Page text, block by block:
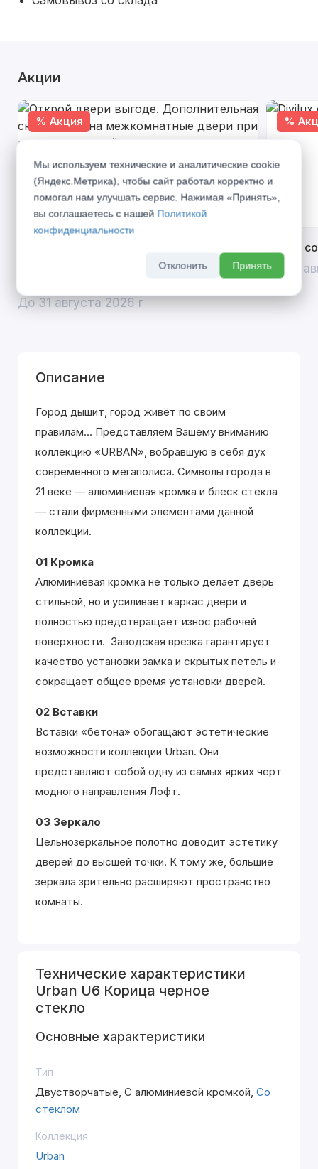
Акции
% Акция
скидка 10% на межкомнатные двери при
До 31 августа 2026 г
%
Divilux
До 31
Описание
Город дышит, город живёт по своим
правилам... Представляем Вашему вниманию
коллекцию «URBAN», вобравшую в себя дух
современного мегаполиса. Символы города в
21 веке — алюминиевая кромка и блеск стекла
— стали фирменными элементами данной
коллекции.
01 Кромка
Алюминиевая кромка не только делает дверь
стильной, но и усиливает каркас двери и
полностью предотвращает износ рабочей
поверхности. Заводская врезка гарантирует
качество установки замка и скрытых петель и
сокращает общее время установки дверей.
02 Вставки
Вставки «бетона» обогащают эстетические
возможности коллекции Urban. Они
представляют собой одну из самых ярких черт
модного направления Лофт.
03 Зеркало
Цельнозеркальное полотно доводит эстетику
дверей до высшей точки. К тому же, большие
зеркала зрительно расширяют пространство
комнаты.
Технические характеристики
Urban U6 Корица черное
стекло
Основные характеристики
Тип
Двустворчатые, С алюминиевой кромкой, Со
стеклом
Коллекция
Urban
Мы используем технические и аналитические cookie
(Яндекс.Метрика), чтобы сайт работал корректно и
помогал нам улучшать сервис. Нажимая «Принять»,
вы соглашаетесь с нашей Политикой
конфиденциальности
Отклонить Принять